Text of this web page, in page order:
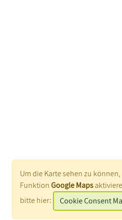
Um die Karte sehen zu
FunktionGoogle Maps
bitte hier: